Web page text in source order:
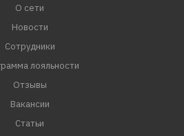
О сети
Новости
Сотрудники
лояльности
Отзывы
Вакансии
Статьи